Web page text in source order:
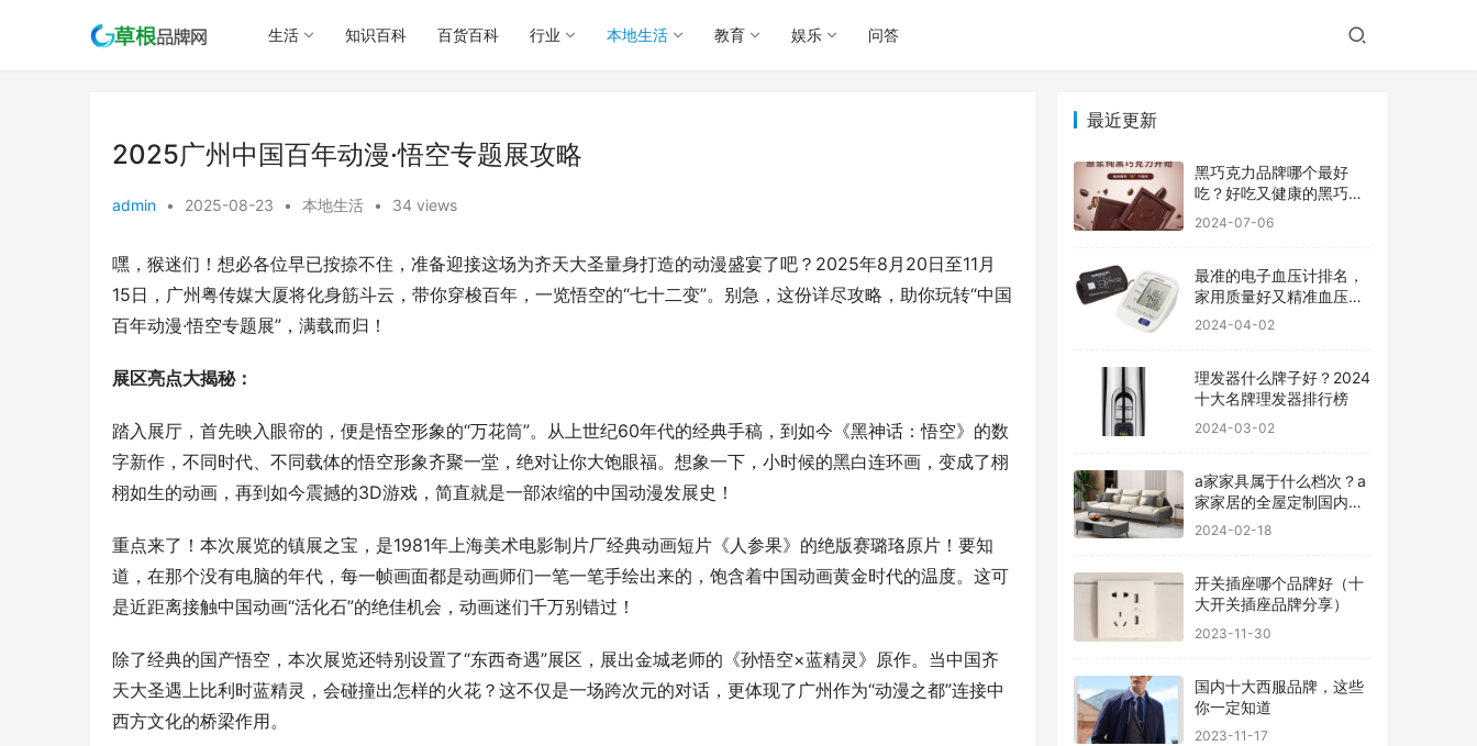
生活 知识百科 百货百科 行业 本地生活 教育 娱乐 问答
2025广州中国百年动漫·悟空专题展攻略
admin • 2025-08-23 • 本地生活 • 34 views
嘿，猴迷们！想必各位早已按捺不住，准备迎接这场为齐天大圣量身打造的动漫盛宴了吧？2025年8月20日至11月
15日，广州粤传媒大厦将化身筋斗云，带你穿梭百年，一览悟空的“七十二变”。别急，这份详尽攻略，助你玩转“中国
百年动漫·悟空专题展”，满载而归！
展区亮点大揭秘：
踏入展厅，首先映入眼帘的，便是悟空形象的“万花筒”。从上世纪60年代的经典手稿，到如今《黑神话：悟空》的数
字新作，不同时代、不同载体的悟空形象齐聚一堂，绝对让你大饱眼福。想象一下，小时候的黑白连环画，变成了栩
栩如生的动画，再到如今震撼的3D游戏，简直就是一部浓缩的中国动漫发展史！
重点来了！本次展览的镇展之宝，是1981年上海美术电影制片厂经典动画短片《人参果》的绝版赛璐珞原片！要知
道，在那个没有电脑的年代，每一帧画面都是动画师们一笔一笔手绘出来的，饱含着中国动画黄金时代的温度。这可
是近距离接触中国动画“活化石”的绝佳机会，动画迷们千万别错过！
除了经典的国产悟空，本次展览还特别设置了“东西奇遇”展区，展出金城老师的《孙悟空×蓝精灵》原作。当中国齐
天大圣遇上比利时蓝精灵，会碰撞出怎样的火花？这不仅是一场跨次元的对话，更体现了广州作为“动漫之都”连接中
西方文化的桥梁作用。
最近更新
黑巧克力品牌哪个最好
吃？好吃又健康的黑巧克
力品牌
2024-07-06
最准的电子血压计排名，
家用质量好又精准血压计
品牌前十
2024-04-02
理发器什么牌子好？2024
十大名牌理发器排行榜
2024-03-02
a家家具属于什么档次？a
家家居的全屋定制国内排
行
2024-02-18
开关插座哪个品牌好（十
大开关插座品牌分享）
2023-11-30
国内十大西服品牌，这些
你一定知道
2023-11-17